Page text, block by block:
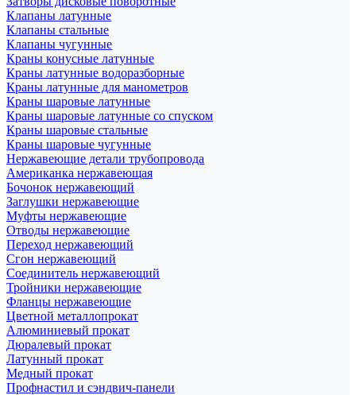
Клапаны латунные
Клапаны стальные
Клапаны чугунные
Краны конусные латунные
Краны латунные водоразборные
Краны латунные для манометров
Краны шаровые латунные
Краны шаровые латунные со спуском
Краны шаровые стальные
Краны шаровые чугунные
Нержавеющие детали трубопровода
Американка нержавеющая
Бочонок нержавеющий
Заглушки нержавеющие
Муфты нержавеющие
Отводы нержавеющие
Переход нержавеющий
Сгон нержавеющий
Соединитель нержавеющий
Тройники нержавеющие
Фланцы нержавеющие
Цветной металлопрокат
Алюминиевый прокат
Дюралевый прокат
Латунный прокат
Медный прокат
Профнастил и сэндвич-панели